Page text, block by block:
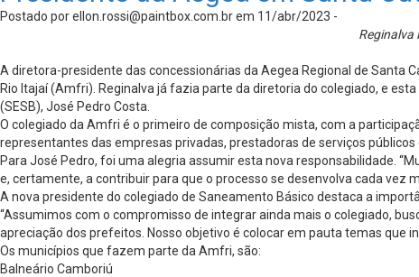
Postado porellon.rossi@paintbox.com.brem 11/abr/2023 -
Reginalva
A diretora-presidente das concessionárias da Aegea Regional de Santa
Rio Itajaí (Amfri). Reginalva já fazia parte da diretoria do colegiado, e
(SESB), José Pedro Costa.
O colegiado da Amfri é o primeiro de composição mista, com a
representantes das empresas privadas, prestadoras de serviços
Para José Pedro, foi uma alegria assumir esta nova responsabilidade.
e, certamente, a contribuir para que o processo se desenvolva cada vez
A nova presidente do colegiado de Saneamento Básico destaca a
“Assumimos com o compromisso de integrar ainda mais o colegiado,
apreciação dos prefeitos. Nosso objetivo é colocar em pauta temas que
Os municípios que fazem parte da Amfri, são:
Balneário Camboriú